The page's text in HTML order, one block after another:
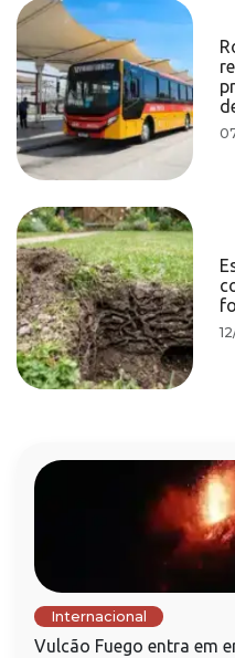
Internacional
Vulcão Fuego entra em